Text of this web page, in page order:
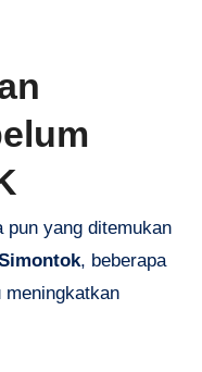
pun yang ditemukan
, beberapa
meningkatkan